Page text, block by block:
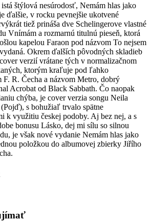
štýlová nesúrodosť, Nemám hlas jako
ďalšie, v rocku pevnejšie ukotvené
tiež prináša dve Schelingerove vlastné
Vnímám a rozmarnú titulnú pieseň, ktorá
kapelou Faraon pod názvom To nejsem
Okrem ďalších pôvodných skladieb
verzií vrátane tých v normalizačnom
ktorým kraľuje pod ľahko
R. Čecha a názvom Metro, dobrý
Acrobat od Black Sabbath. Čo naopak
chýba, je cover verzia songu Neila
s bohužiaľ trvalo spätne
k využitiu českej podoby. Aj bez nej, a s
bonusu Lásko, dej mi sílu so silnou
je však nové vydanie Nemám hlas jako
položkou do albumovej zbierky Jiřího